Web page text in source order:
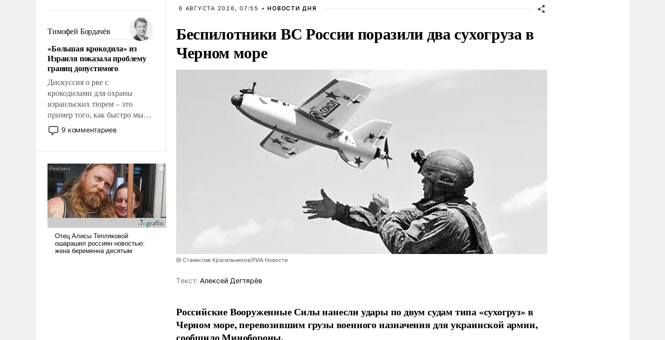
налогоплательщиков и где
Еревану за свои поступки не
нужно отвечать.
Тимофей Бордачёв
«Большая крокодила» из
Израиля показала проблему
границ допустимого
Дискуссия о рве с
крокодилами для охраны
израильских тюрем – это
пример того, как быстро мы
двигаемся по пути
революционных изменений.
псевдонаучной фантастики,
стало всерьез обсуждаемой
идеей.
9 комментариев
6 АВГУСТА 2026, 07:55 • НОВОСТИ ДНЯ
Беспилотники ВС России поразили два сухогруза в
Черном море
@ Станислав Красильников/РИА Новости
Tекст: Алексей Дегтярёв
Российские Вооруженные Силы нанесли удары по двум судам типа «сухогруз» в
Черном море, перевозившим грузы военного назначения для украинской армии,